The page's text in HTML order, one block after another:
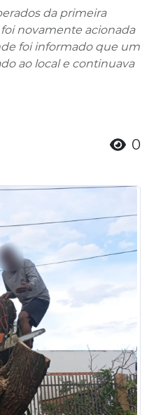
da primeira
novamente acionada
foi informado que um
ao local e continuava
0